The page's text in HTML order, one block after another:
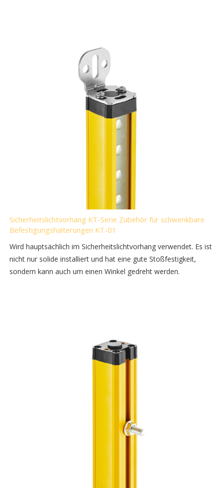
Sicherheitslichtvorhang KT-Serie Zubehör für schwenkbare
Befestigungshalterungen KT-01
Wird hauptsächlich im Sicherheitslichtvorhang verwendet. Es ist
nicht nur solide installiert und hat eine gute Stoßfestigkeit,
sondern kann auch um einen Winkel gedreht werden.